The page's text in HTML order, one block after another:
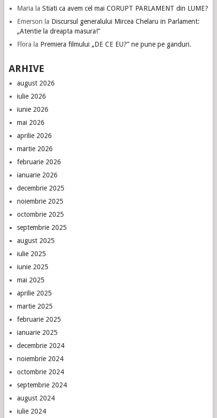
Maria la Stiati ca avem cel mai CORUPT PARLAMENT din LUME?
Emerson la Discursul generalului Mircea Chelaru in Parlament:
„Atentie la dreapta masura!”
Flora la Premiera filmului „DE CE EU?” ne pune pe ganduri.
ARHIVE
august 2026
iulie 2026
iunie 2026
mai 2026
aprilie 2026
martie 2026
februarie 2026
ianuarie 2026
decembrie 2025
noiembrie 2025
octombrie 2025
septembrie 2025
august 2025
iulie 2025
iunie 2025
mai 2025
aprilie 2025
martie 2025
februarie 2025
ianuarie 2025
decembrie 2024
noiembrie 2024
octombrie 2024
septembrie 2024
august 2024
iulie 2024